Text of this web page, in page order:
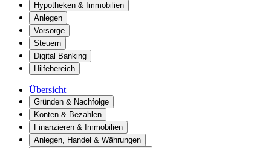
Hypotheken & Immobilien
Anlegen
Vorsorge
Steuern
Digital Banking
Hilfebereich
Übersicht
Gründen & Nachfolge
Konten & Bezahlen
Finanzieren & Immobilien
Anlegen, Handel & Währungen